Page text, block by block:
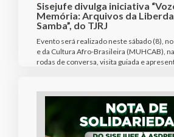
Sisejufe divulga iniciativa
Memória: Arquivos da
Samba”, do TJRJ
Evento será realizado neste sábado (8),
e da Cultura Afro-Brasileira (MUHCAB),
rodas de conversa, visita guiada e